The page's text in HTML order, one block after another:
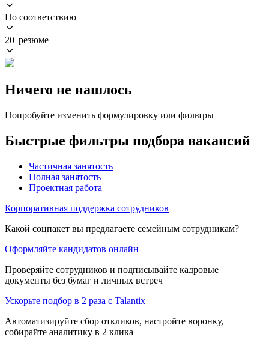
По соответствию
20 резюме
Ничего не нашлось
Попробуйте изменить формулировку или фильтры
Быстрые фильтры подбора вакансий
Частичная занятость
Полная занятость
Проектная работа
Корпоративная поддержка сотрудников
Какой соцпакет вы предлагаете семейным сотрудникам?
Оформляйте кандидатов онлайн
Проверяйте сотрудников и подписывайте кадровые
документы без бумаг и личных встреч
Ускорьте подбор в 2 раза с Talantix
Автоматизируйте сбор откликов, настройте воронку,
собирайте аналитику в 2 клика